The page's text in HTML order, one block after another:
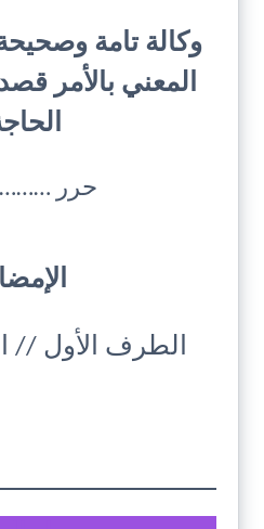
وكالة تامة
المعني بالأمر قصد
حرر
الطرف الأول //